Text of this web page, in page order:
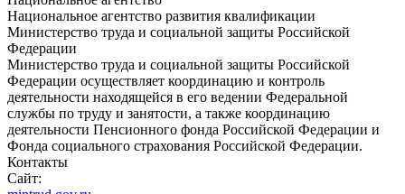
Национальное агентство развития квалификации
Министерство труда и социальной защиты Российской
Федерации
Министерство труда и социальной защиты Российской
Федерации осуществляет координацию и контроль
деятельности находящейся в его ведении Федеральной
службы по труду и занятости, а также координацию
деятельности Пенсионного фонда Российской Федерации и
Фонда социального страхования Российской Федерации.
Контакты
Сайт: